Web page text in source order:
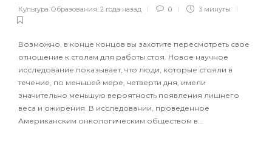
Культура Образования 2 года назад 0 3 минуты
Возможно, в конце концов вы захотите пересмотреть свое
отношение к столам для работы стоя. Новое научное
исследование показывает, что люди, которые стояли в
течение, по меньшей мере, четверти дня, имели
значительно меньшую вероятность появления лишнего
веса и ожирения. В исследовании, проведенное
Американским онкологическим обществом в…